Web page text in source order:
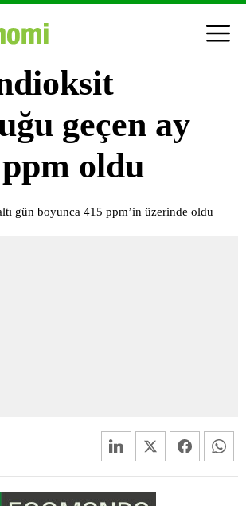
geçen ay
oldu
gün boyunca 415 ppm’in üzerinde oldu